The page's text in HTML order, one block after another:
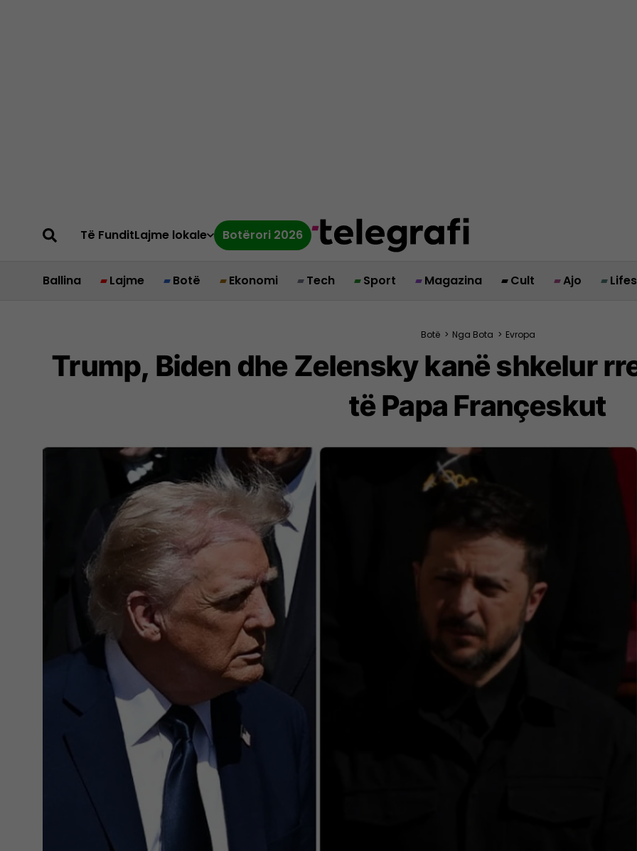
Të FunditLajme lokale Botërori 2026
Ballina Lajme Botë Ekonomi Tech Sport Magazina Cult Ajo
Botë > Nga Bota > Evropa
Trump, Biden dhe Zelensky kanë shkelur
të Papa Françeskut